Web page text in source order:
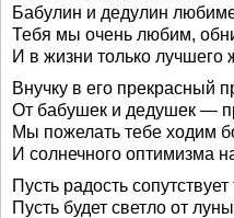
Бабулин и дедулин
Тебя мы очень любим,
И в жизни только лучшего
Внучку в его прекрасный
От бабушек и дедушек —
Мы пожелать тебе ходим
И солнечного оптимизма
Пусть радость сопутствует
Пусть будет светло от